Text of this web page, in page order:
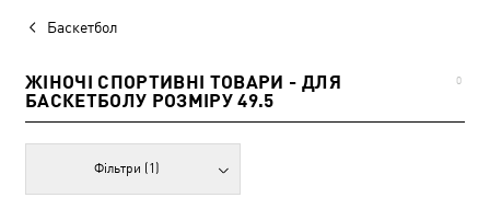
Баскетбол
ЖІНОЧІ СПОРТИВНІ ТОВАРИ - ДЛЯ
БАСКЕТБОЛУ РОЗМІРУ 49.5
0
Фільтри (1)